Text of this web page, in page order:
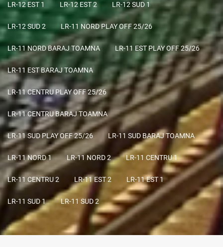
LR-12 EST 1 LR-12 EST 2 LR-12 SUD 1
LR-12 SUD 2 LR-11 NORD PLAY OFF 25/26
LR-11 NORD BARAJ TOAMNA LR-11 EST PLAY OFF 25/26
LR-11 EST BARAJ TOAMNA
LR-11 CENTRU PLAY OFF 25/26
LR-11 CENTRU BARAJ TOAMNA
LR-11 SUD PLAY OFF 25/26 LR-11 SUD BARAJ TOAMNA
LR-11 NORD 1 LR-11 NORD 2 LR-11 CENTRU 1
LR-11 CENTRU 2 LR-11 EST 2 LR-11 EST 1
LR-11 SUD 1 LR-11 SUD 2